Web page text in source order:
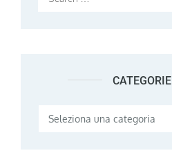
CATEGORIE
Categorie